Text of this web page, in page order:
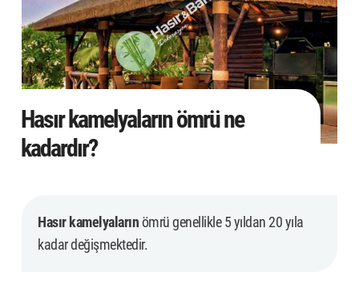
Hasır kamelyaların ömrü ne
kadardır?
Hasır kamelyalarınömrü genellikle 5 yıldan 20 yıla
kadar değişmektedir.